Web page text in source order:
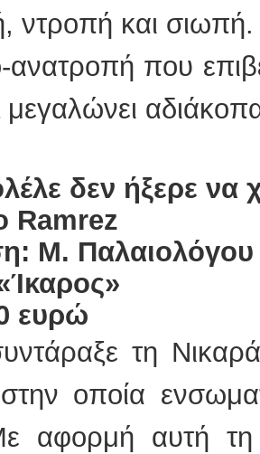
ντροπή και σιωπή.
ανατροπή που
δεν ήξερε να
Ramrez
Μ. Παλαιολόγου
ευρώ
τη
οποία
αφορμή αυτή τη